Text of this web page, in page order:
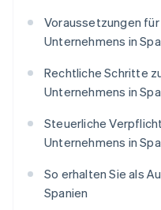
Voraussetzungen
Unternehmens in
Rechtliche Schritte
Unternehmens in
Steuerliche
Unternehmens in
So erhalten Sie als
Spanien